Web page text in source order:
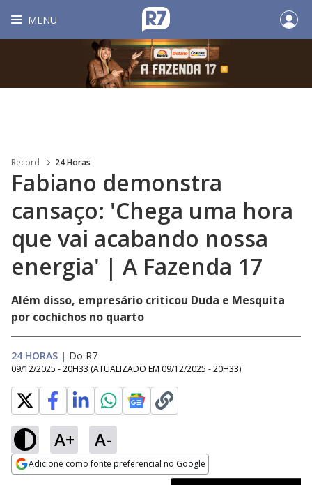
MENU
Record 24 Horas
Fabiano demonstra
cansaço: 'Chega uma hora
que vai acabando nossa
energia' | A Fazenda 17
Além disso, empresário criticou Duda e Mesquita
por cochichos no quarto
24 HORAS | Do R7
09/12/2025 - 20H33 (ATUALIZADO EM 09/12/2025 - 20H33)
A+ A-
Adicione como fonte preferencial no Google
Ativar
Loaded:
41.13%